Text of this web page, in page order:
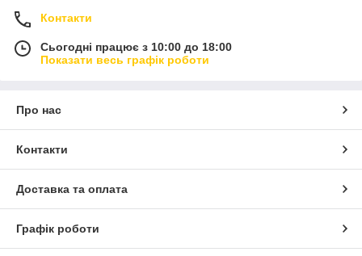
Контакти
Сьогодні працює з 10:00 до 18:00
Показати весь графік роботи
Про нас
Контакти
Доставка та оплата
Графік роботи